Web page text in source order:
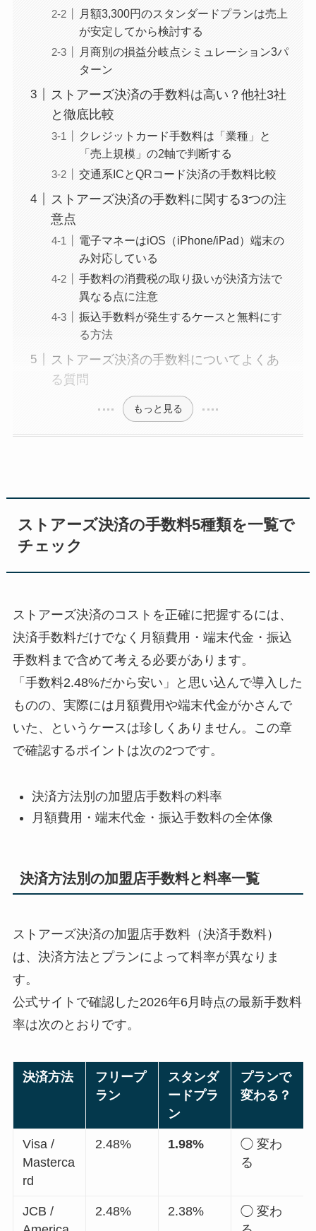
月額3,300円のスタンダードプランは売上
が安定してから検討する
月商別の損益分岐点シミュレーション3パ
ターン
ストアーズ決済の手数料は高い？他社3社
と徹底比較
クレジットカード手数料は「業種」と
「売上規模」の2軸で判断する
交通系ICとQRコード決済の手数料比較
ストアーズ決済の手数料に関する3つの注
意点
電子マネーはiOS（iPhone/iPad）端末の
み対応している
手数料の消費税の取り扱いが決済方法で
異なる点に注意
振込手数料が発生するケースと無料にす
る方法
ストアーズ決済の手数料についてよくあ
る質問
もっと見る
ストアーズ決済の手数料5種類を一覧で
チェック
ストアーズ決済のコストを正確に把握するには、
決済手数料だけでなく月額費用・端末代金・振込
手数料まで含めて考える必要があります。
「手数料2.48%だから安い」と思い込んで導入した
ものの、実際には月額費用や端末代金がかさんで
いた、というケースは珍しくありません。この章
で確認するポイントは次の2つです。
決済方法別の加盟店手数料の料率
月額費用・端末代金・振込手数料の全体像
決済方法別の加盟店手数料と料率一覧
ストアーズ決済の加盟店手数料（決済手数料）
は、決済方法とプランによって料率が異なりま
す。
公式サイトで確認した2026年6月時点の最新手数料
率は次のとおりです。
決済方法
フリープ
ラン
スタンダ
ードプラ
ン
プランで
変わる？
Visa /
Masterca
rd
2.48% 1.98%
◯ 変わ
る
JCB /
2.48% 2.38%
◯ 変わ